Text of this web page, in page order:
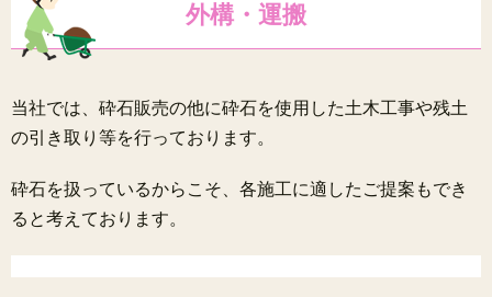
外構・運搬
当社では、砕石販売の他に砕石を使用した土木工事や残土
の引き取り等を行っております。
砕石を扱っているからこそ、各施工に適したご提案もでき
ると考えております。